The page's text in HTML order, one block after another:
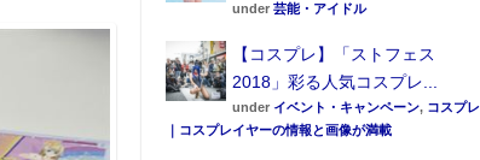
under 芸能・アイドル
【コスプレ】「ストフェス
2018」彩る人気コスプレ...
under イベント・キャンペーン, コスプレ
｜コスプレイヤーの情報と画像が満載